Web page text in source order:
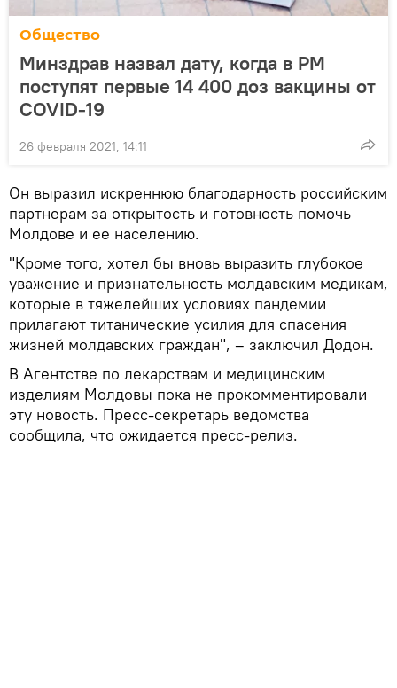
Общество
Минздрав назвал дату, когда в РМ
поступят первые 14 400 доз вакцины от
COVID-19
26 февраля 2021, 14:11
Он выразил искреннюю благодарность российским
партнерам за открытость и готовность помочь
Молдове и ее населению.
"Кроме того, хотел бы вновь выразить глубокое
уважение и признательность молдавским медикам,
которые в тяжелейших условиях пандемии
прилагают титанические усилия для спасения
жизней молдавских граждан", – заключил Додон.
В Агентстве по лекарствам и медицинским
изделиям Молдовы пока не прокомментировали
эту новость. Пресс-секретарь ведомства
сообщила, что ожидается пресс-релиз.